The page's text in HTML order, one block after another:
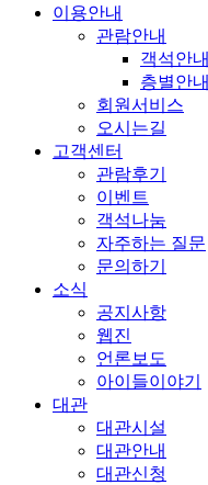
이용안내
관람안내
객석안내
층별안내
회원서비스
오시는길
고객센터
관람후기
이벤트
객석나눔
자주하는 질문
문의하기
소식
공지사항
웹진
언론보도
아이들이야기
대관
대관시설
대관안내
대관신청